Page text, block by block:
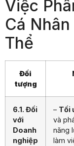
Việc
Cá
Thể
Đối
tượng
6.1. Đối
với
Doanh
nghiệp
– Tối
và
năng
làm